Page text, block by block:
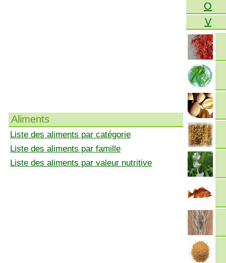
Aliments
Liste des aliments par catégorie
Liste des aliments par famille
Liste des aliments par valeur nutritive
O
V